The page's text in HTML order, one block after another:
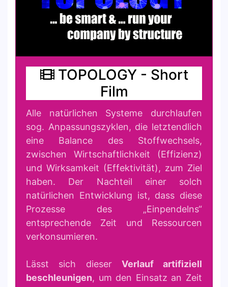
TOPOLOGY - Short
Film
Alle natürlichen Systeme durchlaufen
sog. Anpassungszyklen, die letztendlich
eine Balance des Stoffwechsels,
zwischen Wirtschaftlichkeit (Effizienz)
und Wirksamkeit (Effektivität), zum Ziel
haben. Der Nachteil einer solch
natürlichen Entwicklung ist, dass diese
Prozesse des „Einpendelns“
entsprechende Zeit und Ressourcen
verkonsumieren.
Lässt sich dieser Verlauf artifiziell
beschleunigen, um den Einsatz an Zeit